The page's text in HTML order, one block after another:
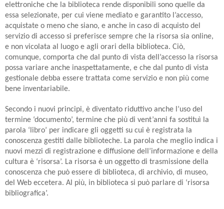
elettroniche che la biblioteca rende disponibili sono quelle da
essa selezionate, per cui viene mediato e garantito l’accesso,
acquistate o meno che siano, e anche in caso di acquisto del
servizio di accesso si preferisce sempre che la risorsa sia online,
e non vicolata al luogo e agli orari della biblioteca. Ciò,
comunque, comporta che dal punto di vista dell’accesso la risorsa
possa variare anche inaspettatamente, e che dal punto di vista
gestionale debba essere trattata come servizio e non più come
bene inventariabile.
Secondo i nuovi principi, è diventato riduttivo anche l’uso del
termine ‘documento’, termine che più di vent’anni fa sostituì la
parola ‘libro’ per indicare gli oggetti su cui è registrata la
conoscenza gestiti dalle biblioteche. La parola che meglio indica i
nuovi mezzi di registrazione e diffusione dell’informazione e della
cultura è ‘risorsa’. La risorsa è un oggetto di trasmissione della
conoscenza che può essere di biblioteca, di archivio, di museo,
del Web eccetera. Al più, in biblioteca si può parlare di ‘risorsa
bibliografica’.